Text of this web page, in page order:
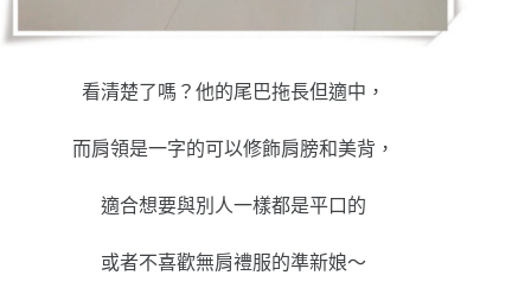
看清楚了嗎？他的尾巴拖長但適中，
而肩領是一字的可以修飾肩膀和美背，
適合想要與別人一樣都是平口的
或者不喜歡無肩禮服的準新娘～